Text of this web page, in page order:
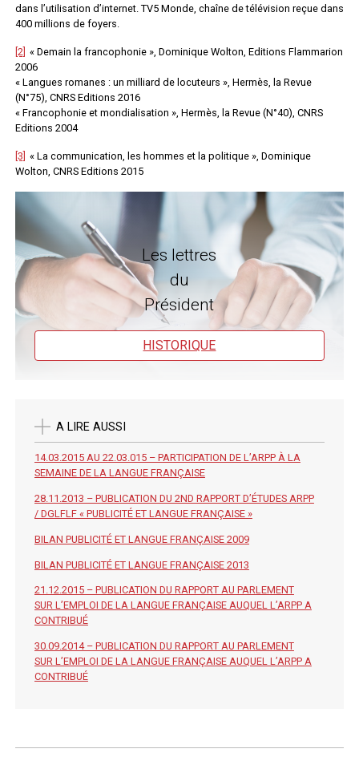
dans l’utilisation d’internet. TV5 Monde, chaîne de télévision reçue dans
400 millions de foyers.
[2] « Demain la francophonie », Dominique Wolton, Editions Flammarion
2006
« Langues romanes : un milliard de locuteurs », Hermès, la Revue
(N°75), CNRS Editions 2016
« Francophonie et mondialisation », Hermès, la Revue (N°40), CNRS
Editions 2004
[3] « La communication, les hommes et la politique », Dominique
Wolton, CNRS Editions 2015
Les lettres
du
Président
HISTORIQUE
A LIRE AUSSI
14.03.2015 AU 22.03.015 – PARTICIPATION DE L’ARPP À LA
SEMAINE DE LA LANGUE FRANÇAISE
28.11.2013 – PUBLICATION DU 2ND RAPPORT D’ÉTUDES ARPP
/ DGLFLF « PUBLICITÉ ET LANGUE FRANÇAISE »
BILAN PUBLICITÉ ET LANGUE FRANÇAISE 2009
BILAN PUBLICITÉ ET LANGUE FRANÇAISE 2013
21.12.2015 – PUBLICATION DU RAPPORT AU PARLEMENT
SUR L’EMPLOI DE LA LANGUE FRANÇAISE AUQUEL L’ARPP A
CONTRIBUÉ
30.09.2014 – PUBLICATION DU RAPPORT AU PARLEMENT
SUR L’EMPLOI DE LA LANGUE FRANÇAISE AUQUEL L’ARPP A
CONTRIBUÉ